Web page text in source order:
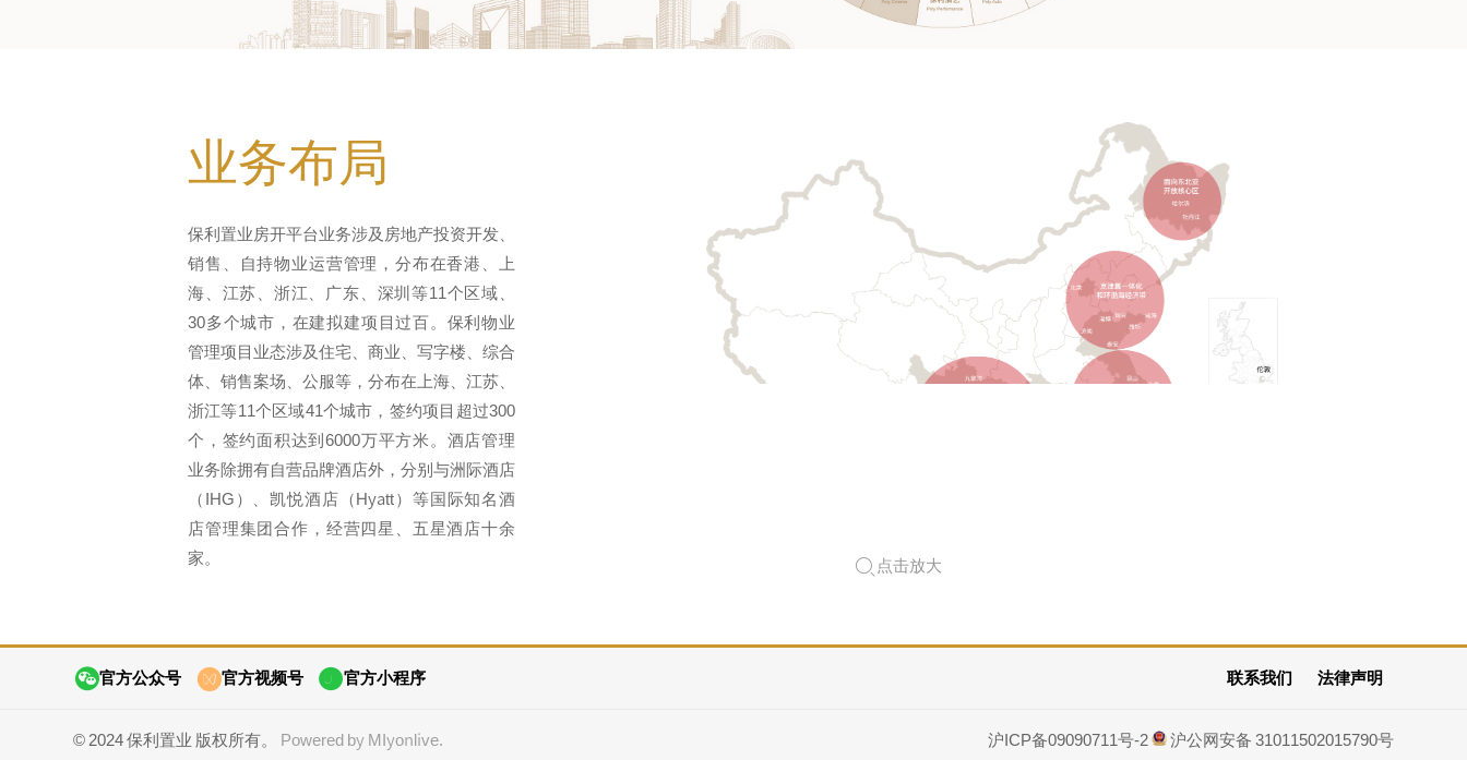
业务布局
保利置业房开平台业务涉及房地产投资开发、
销售、自持物业运营管理，分布在香港、上
海、江苏、浙江、广东、深圳等11个区域、
30多个城市，在建拟建项目过百。保利物业
管理项目业态涉及住宅、商业、写字楼、综合
体、销售案场、公服等，分布在上海、江苏、
浙江等11个区域41个城市，签约项目超过300
个，签约面积达到6000万平方米。酒店管理
业务除拥有自营品牌酒店外，分别与洲际酒店
（IHG）、凯悦酒店（Hyatt）等国际知名酒
店管理集团合作，经营四星、五星酒店十余
家。
点击放大
官方公众号 官方视频号 官方小程序 联系我们 法律声明
© 2024 保利置业 版权所有。 Powered by MIyonlive. 沪ICP备09090711号-2 沪公网安备 31011502015790号